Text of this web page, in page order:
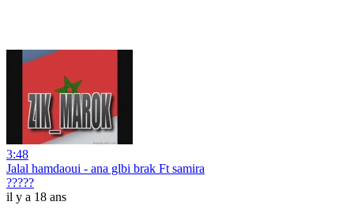
3:48
Jalal hamdaoui - ana glbi brak Ft samira
?????
il y a 18 ans